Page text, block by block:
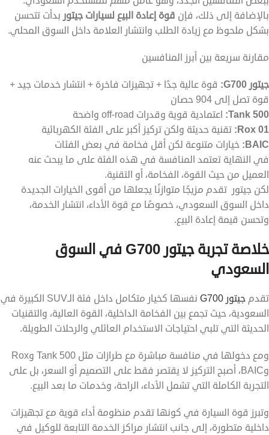
بالإضافة إلى ذلك، فإن قوة إعادة البيع لسيارات جيتور بدأت تتحسن
بشكل ملحوظ مع زيادة الطلب وانتشار العلامة داخل السوق المحلي.
مقارنة سريعة بين أبرز المنافسين
جيتور G700:
قوة عالية جدًا + تجهيزات فاخرة + انتشار خدمات جيد +
قوة تصل إلى 904 حصان
Tank 500: اعتمادية قوية وقدرات off-road واضحة
Rox 01: تقنية حديثة ولكن تركيز أكبر على الفئة الكهربائية
BAIC: خيارات متنوعة لكن أقل فخامة في بعض الفئات
في النهاية تعتمد المنافسة في هذه الفئة على ما يبحث عنه
العميل من حيث القوة، الفخامة، أو التقنية.
لكن جيتور تقدم مزيجًا متوازنًا يجعلها من أقوى الخيارات الجديدة
داخل السوق السعودي، خصوصًا مع قوة الأداء، انتشار الخدمة،
وتحسن قيمة إعادة البيع.
خلاصة تجربة جيتور G700 في السوق
السعودي
تقدم جيتور G700
نفسها كخيار متكامل داخل فئة الـSUV الكبيرة في
السعودية، حيث تجمع بين الفخامة الداخلية، القوة العالية، والتقنيات
الحديثة التي تلبي احتياجات الاستخدام العائلي والرحلات الطويلة.
ومع دخولها في منافسة مباشرة مع طرازات مثل Tank 500 وRox
وBAIC، أصبح التركيز لا يقتصر فقط على التصميم أو السعر، بل على
التجربة الكاملة التي تشمل الأداء، الراحة، وخدمات ما بعد البيع.
وتبرز قوة السيارة في كونها تقدم منظومة أداء قوية مع تجهيزات
داخلية متطورة، إلى جانب انتشار مراكز الخدمة التابعة للوكيل في